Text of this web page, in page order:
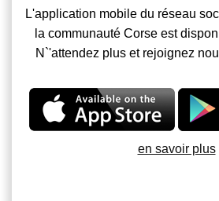
L'application mobile du réseau
la communauté Corse est
N`'attendez plus et rejoignez
en savoir plus